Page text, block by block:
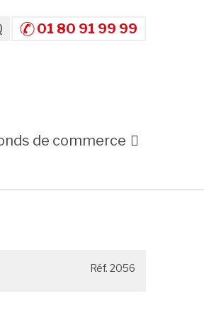
01 80 91 99 99
de commerce
Réf. 2056